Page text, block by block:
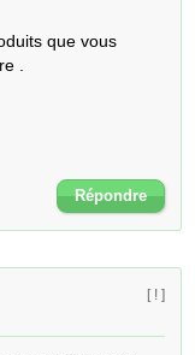
que vous
.
Répondre
[ ! ]